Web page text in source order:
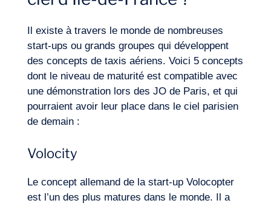
Il existe à travers le monde de nombreuses
start-ups ou grands groupes qui développent
des concepts de taxis aériens. Voici 5 concepts
dont le niveau de maturité est compatible avec
une démonstration lors des JO de Paris, et qui
pourraient avoir leur place dans le ciel parisien
de demain :
Volocity
Le concept allemand de la start-up Volocopter
est l’un des plus matures dans le monde. Il a